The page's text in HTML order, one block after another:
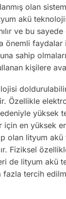
olan
akü
ve bu
önemli faydalar
sahip
kişilere
Özellikle
yüksek
için en yüksek
olan lityum
Fiziksel
de lityum akü
fazla tercih